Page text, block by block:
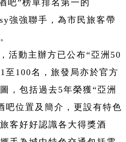
吧”榜單排名第一的
強強聯手，為市民旅客帶
活動主辦方已公布“亞洲50
至100名，旅發局亦於官方
，包括過去5年榮獲“亞洲
吧位置及簡介，更設有特色
客好好認識各大得獎酒